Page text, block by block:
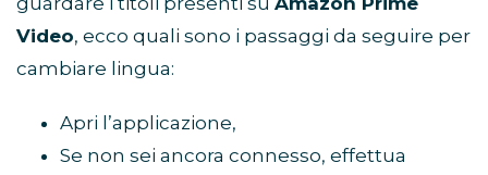
Video, ecco quali sono i passaggi da seguire per
cambiare lingua:
Apri l’applicazione,
Se non sei ancora connesso, effettua